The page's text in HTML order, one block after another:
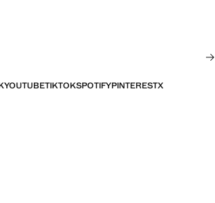
YOUTUBETIKTOKSPOTIFYPINTERESTX